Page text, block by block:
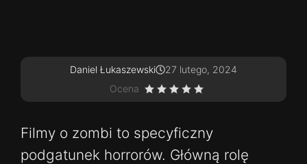
Daniel Łukaszewski
27 lutego, 2024
Ocena
Filmy o zombi to specyficzny
podgatunek horrorów. Główną rolę